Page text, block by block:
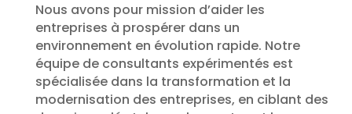
Nous avons pour mission d’aider les
entreprises à prospérer dans un
environnement en évolution rapide. Notre
équipe de consultants expérimentés est
spécialisée dans la transformation et la
modernisation des entreprises, en ciblant des